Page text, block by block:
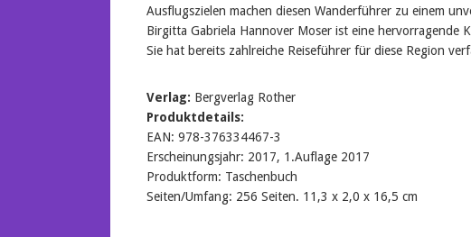
Ausflugszielen machen diesen Wanderführer zu einem
Birgitta Gabriela Hannover Moser ist eine hervorragende
Sie hat bereits zahlreiche Reiseführer für diese Region
Verlag: Bergverlag Rother
Produktdetails:
EAN: 978-376334467-3
Erscheinungsjahr: 2017, 1.Auflage 2017
Produktform: Taschenbuch
Seiten/Umfang: 256 Seiten. 11,3 x 2,0 x 16,5 cm